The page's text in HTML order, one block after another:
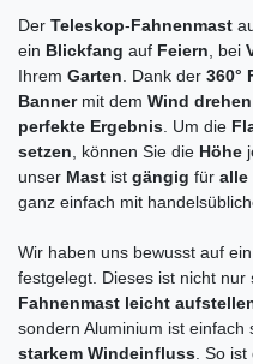
Der Teleskop-Fahnenmast
ein Blickfang auf Feiern , bei
Ihrem Garten . Dank der 360°
Banner mit dem Wind drehen
perfekte Ergebnis . Um die
setzen , können Sie die Höhe
unser Mast ist gängig für alle
ganz einfach mit
Wir haben uns bewusst auf ein
festgelegt. Dieses ist nicht nur
Fahnenmast leicht
sondern Aluminium ist einfach
starkem Windeinfluss . So